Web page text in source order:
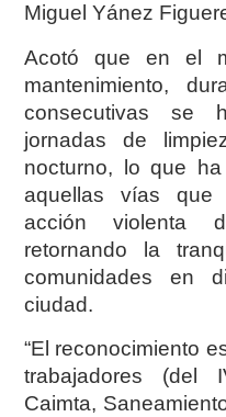
Miguel Yánez
Acotó que en el
mantenimiento,
consecutivas se
jornadas de
nocturno, lo que
aquellas vías que
acción violenta
retornando la
comunidades en
ciudad.
“El reconocimiento
trabajadores (del
Caimta,